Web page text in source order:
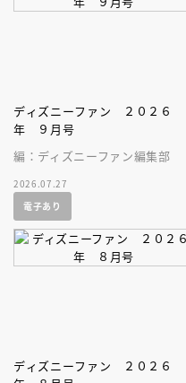
ディズニーファン ２０２６
年 ９月号
編：ディズニーファン編集部
2026.07.27
電子あり
ディズニーファン ２０２６